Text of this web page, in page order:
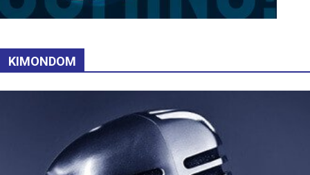
KIMONDOM